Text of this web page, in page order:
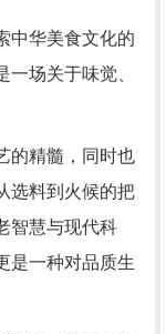
中华美食文化的
场关于味觉、
的精髓，同时也
选料到火候的把
智慧与现代科
是一种对品质生